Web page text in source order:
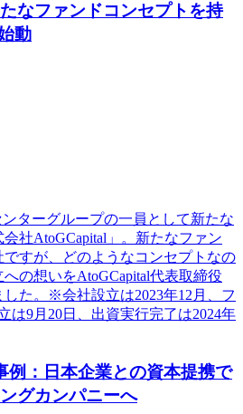
なファンドコンセプトを持
動
ターグループの一員として新たな
社AtoGCapital」。新たなファン
ですが、どのようなコンセプトなの
の想いをAtoGCapital代表取締役
た。※会社設立は2023年12月、フ
は9月20日、出資実行完了は2024年
：日本企業との資本提携で
グカンパニーへ